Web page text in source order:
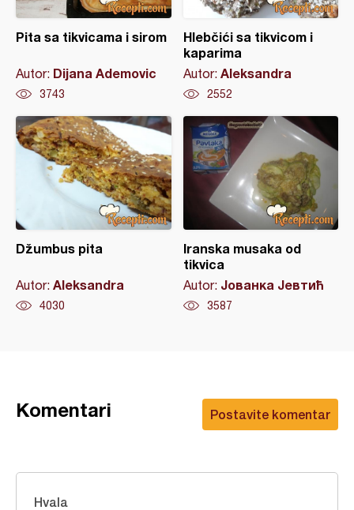
Pita sa tikvicama i sirom
Autor: Dijana Ademovic
3743
Hlebčići sa tikvicom i
kaparima
Autor: Aleksandra
2552
Džumbus pita
Autor: Aleksandra
4030
Iranska musaka od
tikvica
Autor: Јованка Јевтић
3587
Postavite komentar
Komentari
Hvala